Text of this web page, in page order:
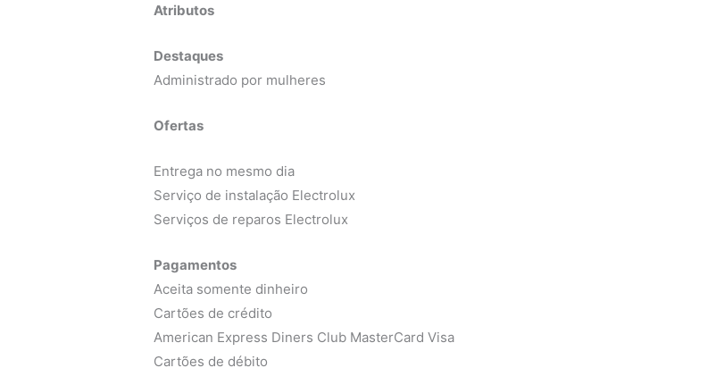
Atributos
Destaques
Administrado por mulheres
Ofertas
Entrega no mesmo dia
Serviço de instalação Electrolux
Serviços de reparos Electrolux
Pagamentos
Aceita somente dinheiro
Cartões de crédito
American Express Diners Club MasterCard Visa
Cartões de débito